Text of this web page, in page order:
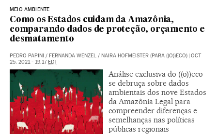
MEIO AMBIENTE
Como os Estados cuidam da Amazônia,
comparando dados de proteção, orçamento e
desmatamento
PEDRO PAPINI / FERNANDA WENZEL / NAIRA HOFMEISTER (PARA ((O))ECO) | OCT
25, 2021 - 19:17EDT
Análise exclusiva do ((o))eco
se debruça sobre dados
ambientais dos nove Estados
da Amazônia Legal para
compreender diferenças e
semelhanças nas políticas
públicas regionais